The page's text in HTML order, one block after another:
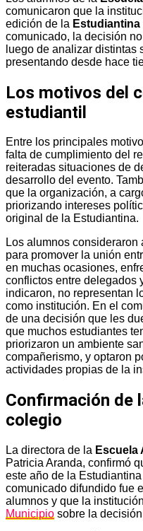
comunicaron que la
edición de la Estudiantina
comunicado, la decisión
luego de analizar distintas
presentando desde hace
Los motivos del
estudiantil
Entre los principales
falta de cumplimiento del
reiteradas situaciones de
desarrollo del evento.
que la organización, a
priorizando intereses
original de la Estudiantina.
Los alumnos
para promover la unión
en muchas ocasiones,
conflictos entre delegados
indicaron, no representan
como institución. En el
de una decisión que les
que muchos estudiantes
priorizaron un ambiente
compañerismo, y optaron
actividades propias de la
Confirmación de
colegio
La directora de la Escuela
Patricia Aranda, confirmó
este año de la
comunicado difundido fue
alumnos y que la
Municipio sobre la